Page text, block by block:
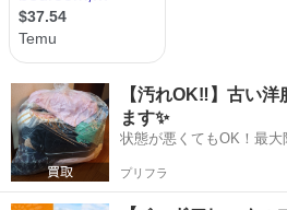
【汚れOK‼️】古い
ます✨
状態が悪くてもOK！最大
プリフラ